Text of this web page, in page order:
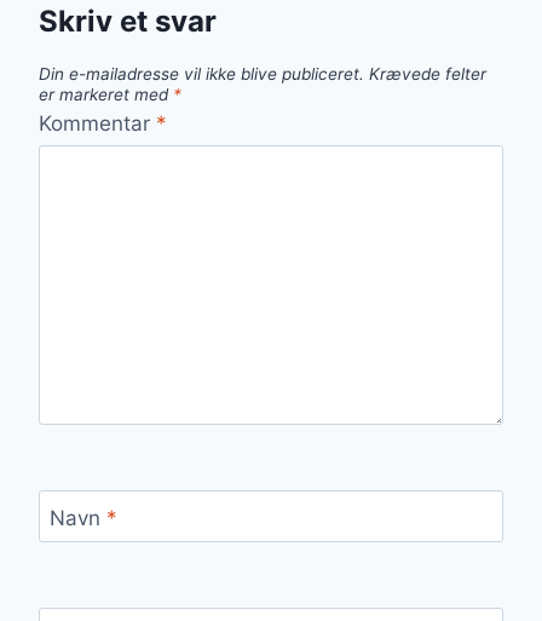
Skriv et svar
Din e-mailadresse vil ikke blive publiceret. Krævede felter
er markeret med *
Kommentar *
Navn *